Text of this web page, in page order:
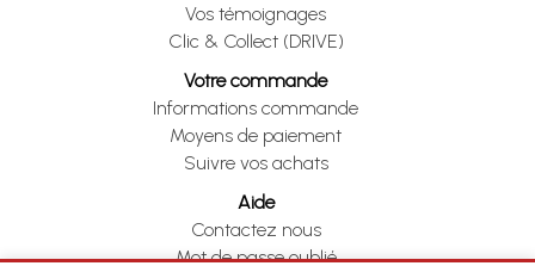
Vos témoignages
Clic & Collect (DRIVE)
Votre commande
Informations commande
Moyens de paiement
Suivre vos achats
Aide
Contactez nous
Mot de passe oublié